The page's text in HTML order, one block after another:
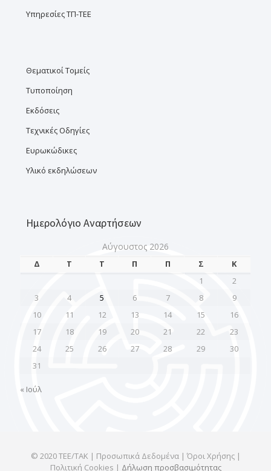
Υπηρεσίες ΤΠ-ΤΕΕ
Θεματικοί Τομείς
Τυποποίηση
Εκδόσεις
Τεχνικές Οδηγίες
Ευρωκώδικες
Υλικό εκδηλώσεων
Ημερολόγιο Αναρτήσεων
Αύγουστος 2026
Δ Τ Τ Π Π Σ
Κ
1
2
3
4 5 6 7 8
9
10
11 12 13 14 15
16
17
18 19 20 21 22
23
24
25 26 27 28 29
30
31
« Ιούλ
© 2020 ΤΕΕ/ΤΑΚ | Προσωπικά Δεδομένα | Όροι Χρήσης |
Πολιτική Cookies | Δήλωση προσβασιμότητας